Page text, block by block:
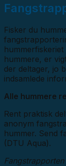
Fisker du
hummere, er
der deltager, jo
indsamlede
Alle hummere
Rent praktisk
anonym
hummer. Send
(DTU Aqua).